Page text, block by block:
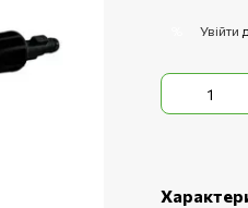
Увійти